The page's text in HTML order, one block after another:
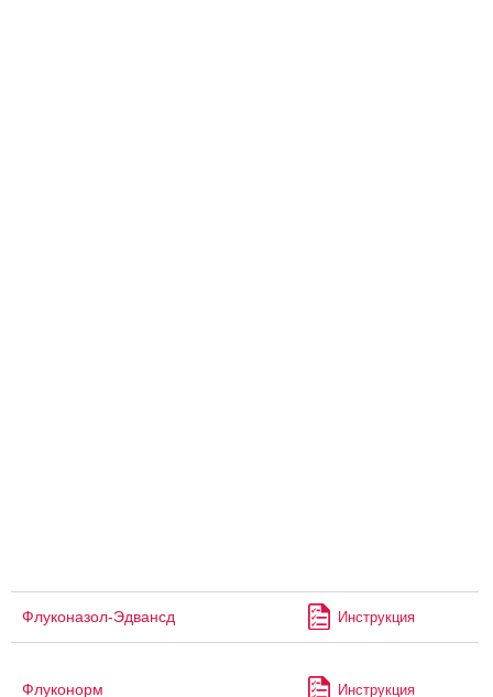
Флуконазол-Эдвансд Инструкция
Флуконорм Инструкция